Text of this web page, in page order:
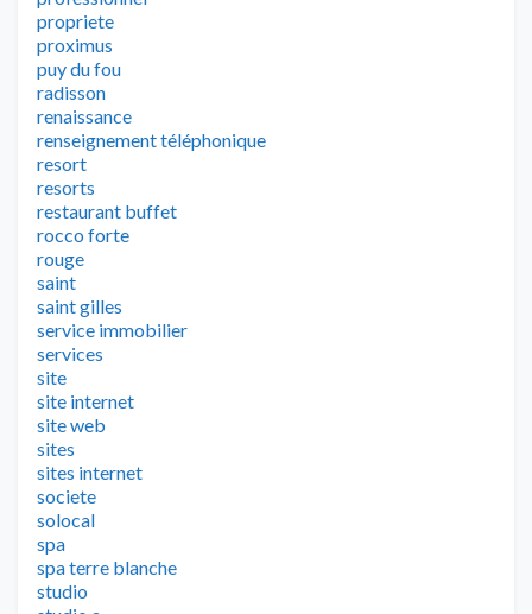
propriete
proximus
puy du fou
radisson
renaissance
renseignement téléphonique
resort
resorts
restaurant buffet
rocco forte
rouge
saint
saint gilles
service immobilier
services
site
site internet
site web
sites
sites internet
societe
solocal
spa
spa terre blanche
studio